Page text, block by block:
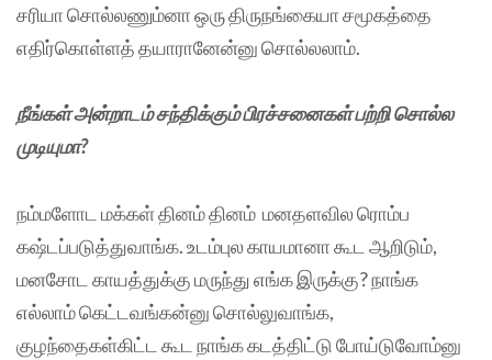
சரியா சொல்லணும்னா ஒரு திருநங்கையா சமூகத்தை
எதிர்கொள்ளத் தயாரானேன்னு சொல்லலாம்.
நீங்கள் அன்றாடம் சந்திக்கும் பிரச்சனைகள் பற்றி சொல்ல
முடியுமா?
நம்மளோட மக்கள் தினம் தினம் மனதளவில ரொம்ப
கஷ்டப்படுத்துவாங்க. உடம்புல காயமானா கூட ஆறிடும்,
மனசோட காயத்துக்கு மருந்து எங்க இருக்கு? நாங்க
எல்லாம் கெட்டவங்கன்னு சொல்லுவாங்க,
குழந்தைகள்கிட்ட கூட நாங்க கடத்திட்டு போய்டுவோம்னு